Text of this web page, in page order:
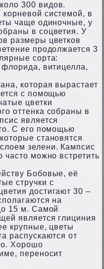
300 видов.
системой, в
чаще одиночные, у
в соцветия. У
размеры цветков
продолжается 3
сорта:
витицелла,
которая вырастает
с помощью
цветки
оттенка собраны в
является
С его помощью
становятся
зелени. Кампсис
можно встретить
Бобовые, её
стручки с
достигают 30 –
на
15 м. Самой
является глициния
крупные, цветы
распускаются от
Хорошо
переносит